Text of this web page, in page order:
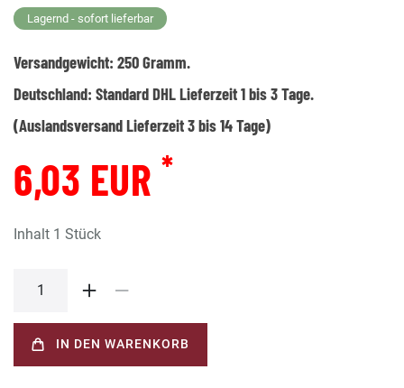
Lagernd - sofort lieferbar
Versandgewicht: 250Gramm.
Deutschland: Standard DHL Lieferzeit 1 bis 3 Tage.
(Auslandsversand Lieferzeit 3 bis 14 Tage)
6,03 EUR *
Inhalt 1 Stück
IN DEN WARENKORB